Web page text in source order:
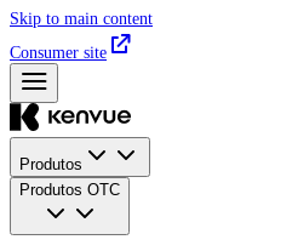
Skip to main content
Consumer site
Produtos
Produtos OTC